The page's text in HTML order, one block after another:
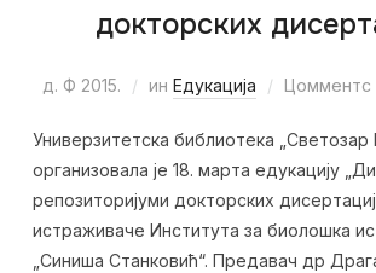
докторских
д. Ф 2015. ин Едукација Цомментс
Универзитетска библиотека „Светозар
организовала је 18. марта едукацију
репозиторијуми докторских
истраживаче Института за биолошка
„Синиша Станковић“. Предавач др